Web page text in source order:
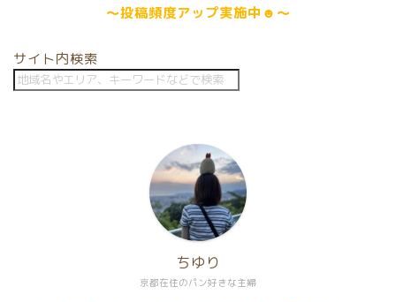
～投稿頻度アップ実施中☻～
サイト内検索
京都在住のパン好きな主婦
ちゆり